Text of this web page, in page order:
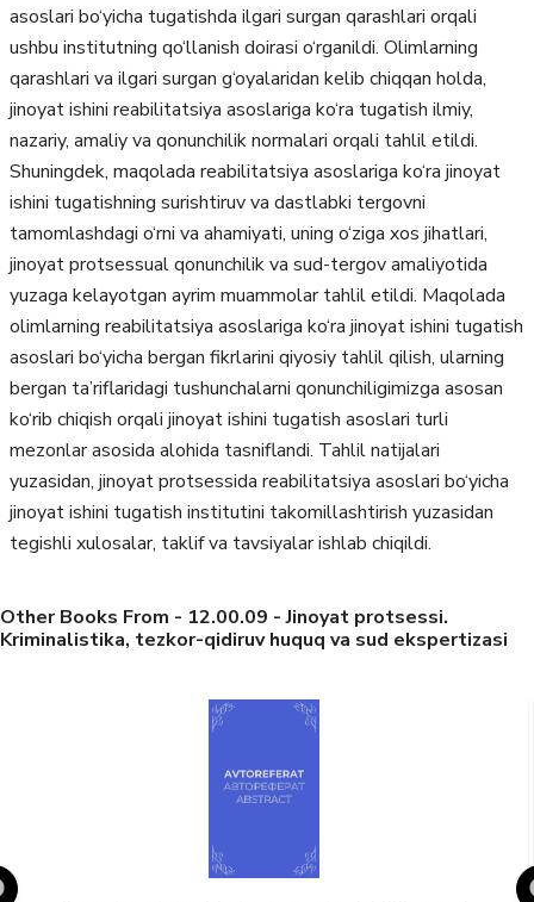
asoslari bo‘yicha tugatishda ilgari surgan qarashlari orqali
ushbu institutning qo‘llanish doirasi o‘rganildi. Olimlarning
qarashlari va ilgari surgan g‘oyalaridan kelib chiqqan holda,
jinoyat ishini reabilitatsiya asoslariga ko‘ra tugatish ilmiy,
nazariy, amaliy va qonunchilik normalari orqali tahlil etildi.
Shuningdek, maqolada reabilitatsiya asoslariga ko‘ra jinoyat
ishini tugatishning surishtiruv va dastlabki tergovni
tamomlashdagi o‘rni va ahamiyati, uning o‘ziga xos jihatlari,
jinoyat protsessual qonunchilik va sud-tergov amaliyotida
yuzaga kelayotgan ayrim muammolar tahlil etildi. Maqolada
olimlarning reabilitatsiya asoslariga ko‘ra jinoyat ishini tugatish
asoslari bo‘yicha bergan fikrlarini qiyosiy tahlil qilish, ularning
bergan ta’riflaridagi tushunchalarni qonunchiligimizga asosan
ko‘rib chiqish orqali jinoyat ishini tugatish asoslari turli
mezonlar asosida alohida tasniflandi. Tahlil natijalari
yuzasidan, jinoyat protsessida reabilitatsiya asoslari bo‘yicha
jinoyat ishini tugatish institutini takomillashtirish yuzasidan
tegishli xulosalar, taklif va tavsiyalar ishlab chiqildi.
Other Books From - 12.00.09 - Jinoyat protsessi.
Kriminalistika, tezkor-qidiruv huquq va sud ekspertizasi